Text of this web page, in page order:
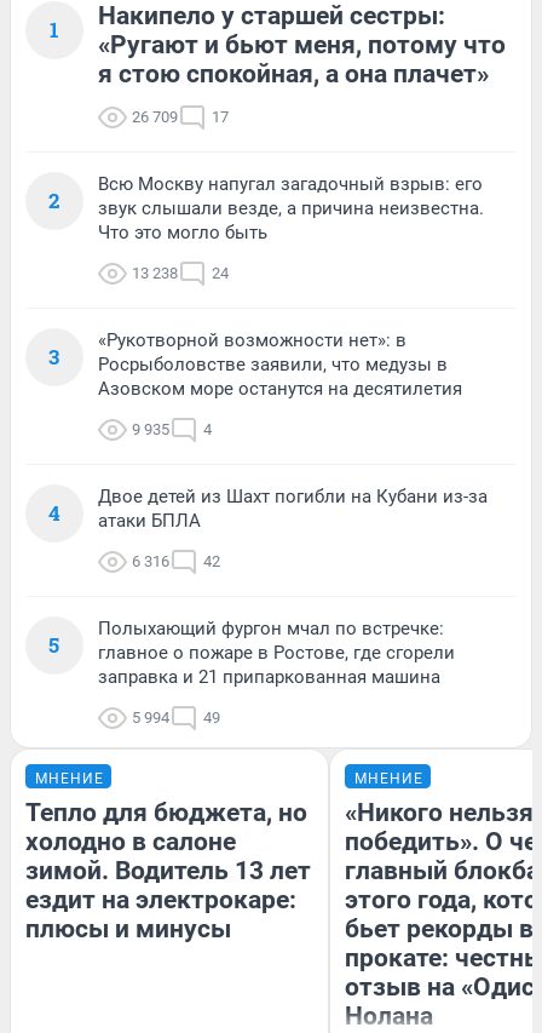
1
Накипело у старшей сестры:
«Ругают и бьют меня, потому что
я стою спокойная, а она плачет»
26 709 17
2
Всю Москву напугал загадочный взрыв: его
звук слышали везде, а причина неизвестна.
Что это могло быть
13 238 24
3
«Рукотворной возможности нет»: в
Росрыболовстве заявили, что медузы в
Азовском море останутся на десятилетия
9 935 4
4
Двое детей из Шахт погибли на Кубани из-за
атаки БПЛА
6 316 42
5
Полыхающий фургон мчал по встречке:
главное о пожаре в Ростове, где сгорели
заправка и 21 припаркованная машина
5 994 49
МНЕНИЕ
Тепло для бюджета, но
холодно в салоне
зимой. Водитель 13 лет
ездит на электрокаре:
плюсы и минусы
МНЕНИЕ
«Никого нельзя
победить». О
главный
этого года,
бьет рекорды в
прокате:
отзыв на
Нолана